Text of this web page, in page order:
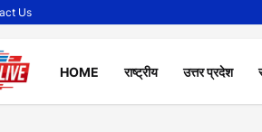
Us
HOME राष्ट्रीय उत्तर प्रदेश